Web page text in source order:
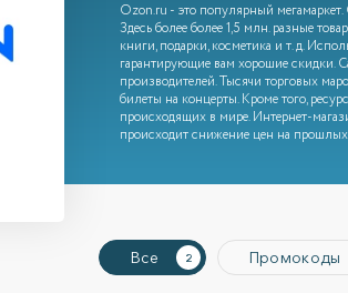
Ozon.ru - это популярный
Здесь более более 1,5 млн. разные
книги, подарки, косметика и т. д.
гарантирующие вам хорошие скидки.
производителей. Тысячи торговых
билеты на концерты. Кроме того,
происходящих в мире. Интернет-
происходит снижение цен на прошлых
Все 2 Промокоды